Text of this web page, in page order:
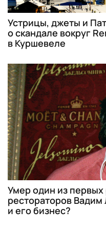
Устрицы, джеты и
о скандале вокруг
в Куршевеле
Умер один из первых
рестораторов
и его бизнес?